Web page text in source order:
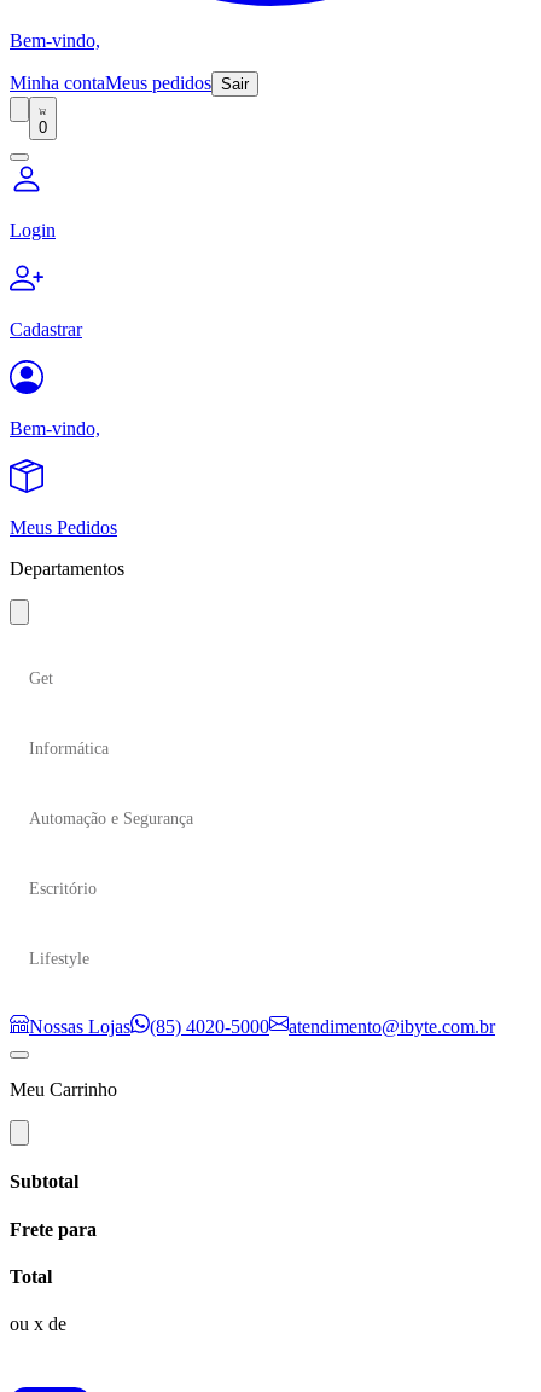
Bem-vindo,
Minha contaMeus pedidos Sair
0
Login
Cadastrar
Bem-vindo,
Meus Pedidos
Departamentos
Get
Informática
Automação e Segurança
Escritório
Lifestyle
Nossas Lojas (85) 4020-5000 atendimento@ibyte.com.br
Meu Carrinho
Subtotal
Frete para
Total
ou x de